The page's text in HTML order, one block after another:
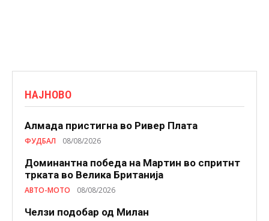
НАЈНОВО
Алмада пристигна во Ривер Плата
ФУДБАЛ 08/08/2026
Доминантна победа на Мартин во спритнт
трката во Велика Британија
АВТО-МОТО 08/08/2026
Челзи подобaр од Милан